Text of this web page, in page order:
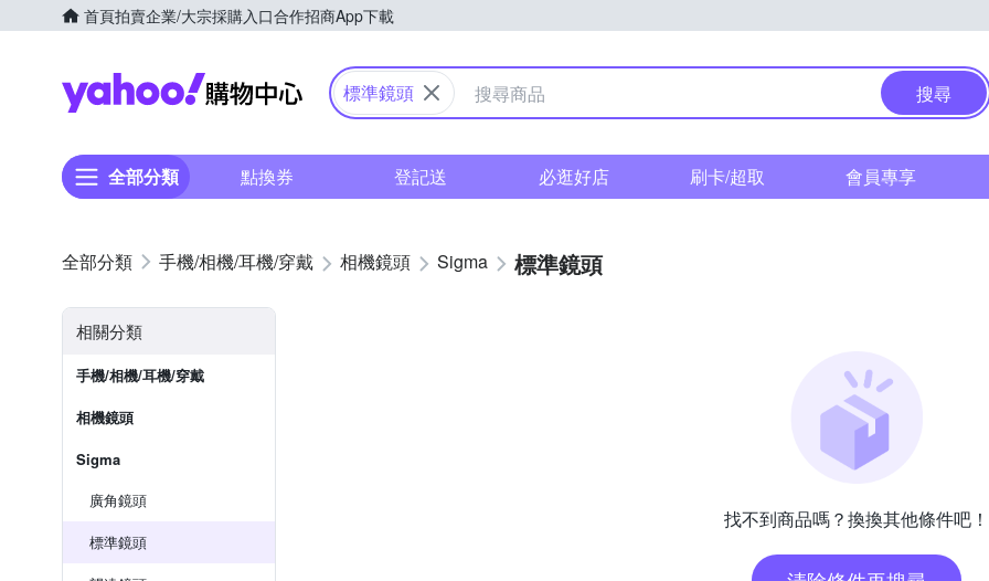
首頁拍賣企業/大宗採購入口合作招商App下載
Yahoo購物中心
標準鏡頭 搜尋
全部分類 點換券 登記送 必逛好店 刷卡/超取 會員專享
手機/相機/耳機/穿戴 相機鏡頭 Sigma 標準鏡頭
相關分類
手機/相機/耳機/穿戴
相機鏡頭
Sigma
廣角鏡頭
標準鏡頭
找不到商品嗎？換換其他條件吧！